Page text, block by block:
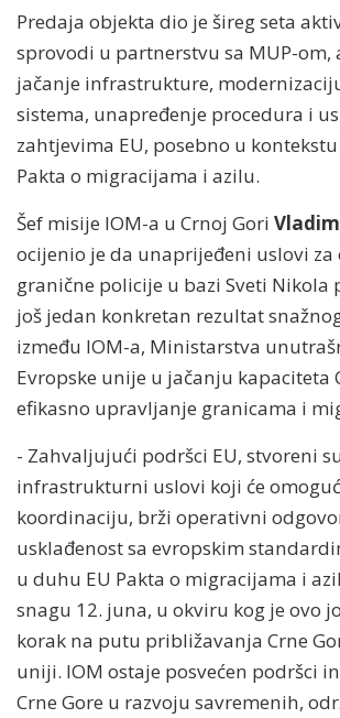
Predaja objekta dio je šireg seta
sprovodi u partnerstvu sa MUP-om,
jačanje infrastrukture,
sistema, unapređenje procedura i
zahtjevima EU, posebno u
Pakta o migracijama i azilu.
Šef misije IOM-a u Crnoj Gori
ocijenio je da unaprijeđeni uslovi
granične policije u bazi Sveti Nikola
još jedan konkretan rezultat
između IOM-a, Ministarstva
Evropske unije u jačanju kapaciteta
efikasno upravljanje granicama i
- Zahvaljujući podršci EU, stvoreni
infrastrukturni uslovi koji će
koordinaciju, brži operativni
usklađenost sa evropskim
u duhu EU Pakta o migracijama i
snagu 12. juna, u okviru kog je ovo
korak na putu približavanja Crne
uniji. IOM ostaje posvećen podršci
Crne Gore u razvoju savremenih,